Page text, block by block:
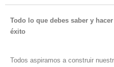
Todo lo que debes saber y
éxito
Todos aspiramos a construir